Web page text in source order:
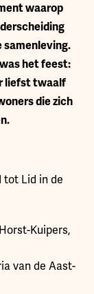
waarop
samenleving.
het feest:
liefst twaalf
die zich
tot Lid in de
Kuipers,
van de Aast-